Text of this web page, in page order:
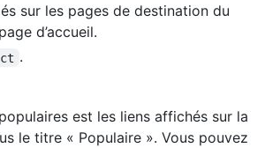
sur les pages de destination du
d’accueil.
.
est les liens affichés sur la
le titre « Populaire ». Vous pouvez